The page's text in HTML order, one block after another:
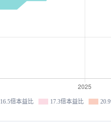
16.5倍本益比 17.3倍本益比